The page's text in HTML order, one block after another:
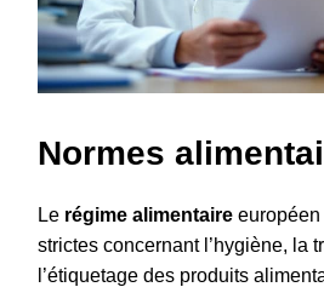
Normes
Le régime alimentaire
strictes concernant l’hygiène, la
l’étiquetage des produits